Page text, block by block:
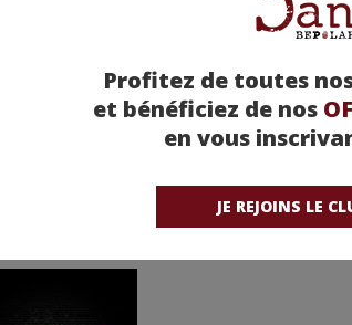
Profitez de toutes
et bénéficiez de nos
en vous
JE REJOINS LE